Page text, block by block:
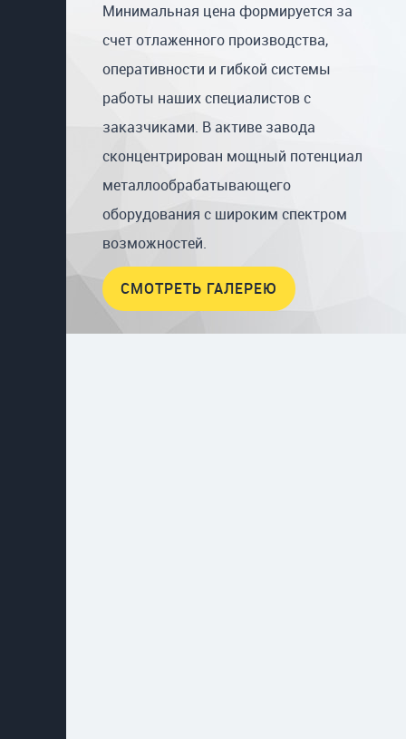
Минимальная цена формируется за
счет отлаженного производства,
оперативности и гибкой системы
работы наших специалистов с
заказчиками. В активе завода
сконцентрирован мощный потенциал
металлообрабатывающего
оборудования с широким спектром
возможностей.
СМОТРЕТЬ ГАЛЕРЕЮ